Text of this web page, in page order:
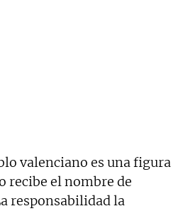
valenciano es una figura
recibe el nombre de
responsabilidad la